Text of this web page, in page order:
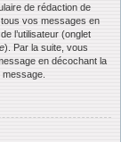
de rédaction de
vos messages en
l’utilisateur (onglet
). Par la suite, vous
en décochant la